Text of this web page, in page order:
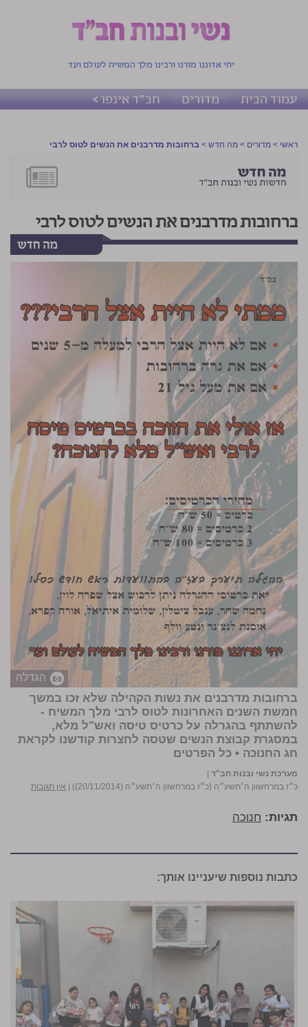
יחי אדוננו מורנו ורבינו מלך המשיח לעולם ועד
עמוד הבית מדורים חב"ד אינפו >
ראשי > מדורים > מה חדש > ברחובות מדרבנים את הנשים לטוס לרבי
ברחובות מדרבנים את הנשים לטוס לרבי
הגדלה
ברחובות מדרבנים את נשות הקהילה שלא זכו במשך
חמשת השנים האחרונות לטוס לרבי מלך המשיח -
להשתתף בהגרלה על כרטיס טיסה ואש"ל מלא,
במסגרת קבוצת הנשים שטסה לחצרות קודשנו לקראת
חג החנוכה • כל הפרטים
מערכת נשי ובנות חב"ד |
כ״ז במרחשוון ה׳תשע״ה (כ״ז במרחשוון ה׳תשע״ה (20/11/2014))
| אין תגובות
תגיות: חנוכה
כתבות נוספות שיעניינו אותך: